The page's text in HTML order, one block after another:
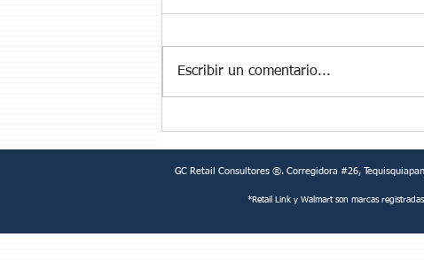
NUNCA DEJAN DE DOLER
Escribir un comentario...
GC Retail Consultores ®. Corregidora #26,
*Retail Link y Walmart son marcas